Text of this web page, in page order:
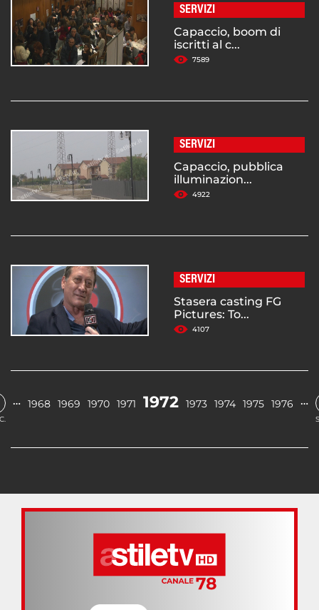
SERVIZI
Capaccio, boom di
iscritti al c...
7589
SERVIZI
Capaccio, pubblica
illuminazion...
4922
SERVIZI
Stasera casting FG
Pictures: To...
4107
… 1968 1969 1970 1971 1972 1973 1974 1975 1976 …